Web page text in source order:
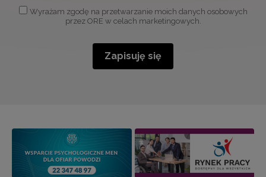
Wyrażam zgodę na przetwarzanie moich danych osobowych
przez ORE w celach marketingowych.
Zapisuję się